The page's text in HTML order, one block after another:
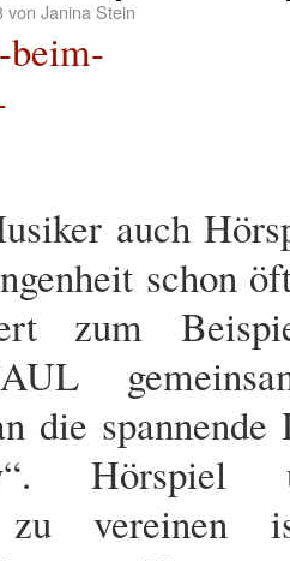
von Janina Stein
auch
schon
zum
die spannende
Hörspiel
zu vereinen